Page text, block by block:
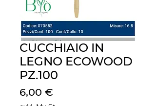
CUCCHIAIO IN
LEGNO ECOWOOD
PZ.100
6,00 €